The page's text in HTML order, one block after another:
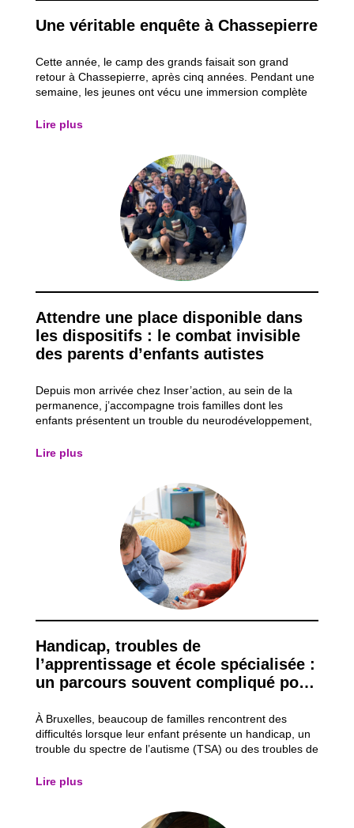
Une véritable enquête à Chassepierre
Cette année, le camp des grands faisait son grand
retour à Chassepierre, après cinq années. Pendant une
semaine, les jeunes ont vécu une immersion complète
du séjour tournait autour d’un meurtre non élucidé
Lire plus
Attendre une place disponible dans
les dispositifs : le combat invisible
des parents d’enfants autistes
Depuis mon arrivée chez Inser’action, au sein de la
permanence, j’accompagne trois familles dont les
enfants présentent un trouble du neurodéveloppement,
(TSA). Ces accompagnements me permettent
Lire plus
Handicap, troubles de
l’apprentissage et école spécialisée :
un parcours souvent compliqué pour
À Bruxelles, beaucoup de familles rencontrent des
difficultés lorsque leur enfant présente un handicap, un
trouble du spectre de l’autisme (TSA) ou des troubles de
la dyspraxie (gestes). Même s’il existe des aides et des
Lire plus